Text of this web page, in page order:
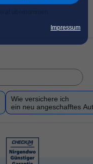
Impressum
Wie versichere ich
ein neu angeschafftes